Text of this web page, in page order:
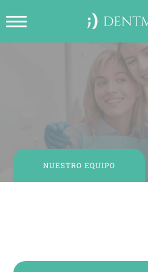
NUESTRO EQUIPO
CREAR CITA EN LÍNEA